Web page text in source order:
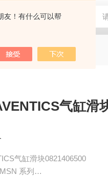
友！有什么可以帮
代理金器Mindman电磁阀
气缸滑
气缸滑块0821406500
系列